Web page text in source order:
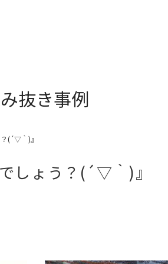
抜き事例
(´▽｀)』
しょう？(´▽｀)』